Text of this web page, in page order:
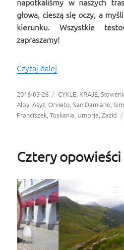
napotkaliśmy w naszych
głowa, cieszą się oczy, a
kierunku. Wszystkie
zapraszamy!
Czytaj dalej
Opublikowano
2016-03-26 Kategorie
CYKLE, KRAJE,
Alpy,Asyż,Orvieto,San Damiano,
Franciszek,Toskania, Umbria,Zazid
Cztery opowieści